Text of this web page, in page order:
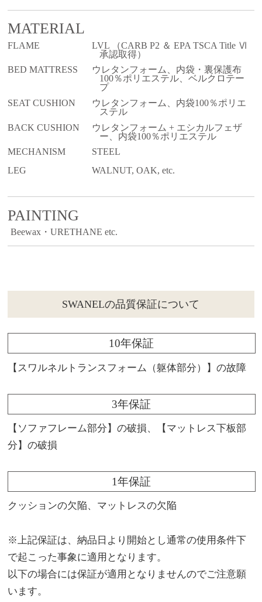
MATERIAL
FLAME
LVL （CARB P2 ＆ EPA TSCA Title Ⅵ
承認取得）
BED MATTRESS
ウレタンフォーム、内袋・裏保護布
100％ポリエステル、ベルクロテー
プ
SEAT CUSHION
ウレタンフォーム、内袋100％ポリエ
ステル
BACK CUSHION
ウレタンフォーム + エシカルフェザ
ー、内袋100％ポリエステル
MECHANISM
STEEL
LEG
WALNUT, OAK, etc.
PAINTING
Beewax・URETHANE etc.
SWANELの品質保証について
10年保証
【スワルネルトランスフォーム（躯体部分）】の故障
3年保証
【ソファフレーム部分】の破損、【マットレス下板部
分】の破損
1年保証
クッションの欠陥、マットレスの欠陥
※上記保証は、納品日より開始とし通常の使用条件下
で起こった事象に適用となります。
以下の場合には保証が適用となりませんのでご注意願
います。